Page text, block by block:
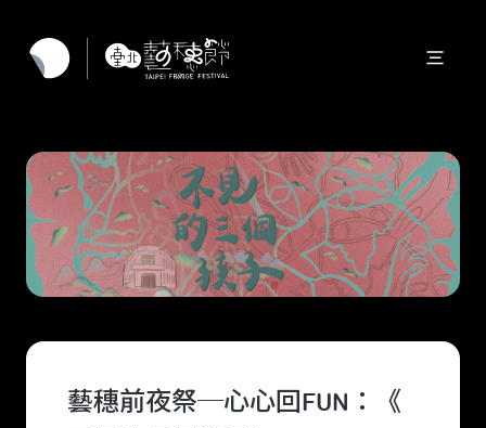
藝穗前夜祭─心心回FUN：《